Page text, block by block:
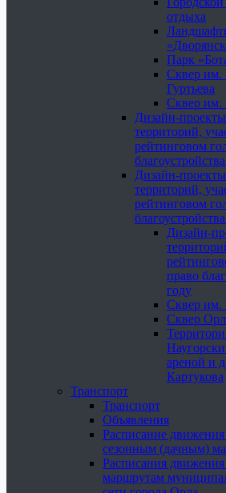
отдыха
Парк
Сквер им.
Гуртьева
Сквер
Дизайн-
территорий,
рейтинговом
Дизайн-
территорий,
рейтинговом
Дизайн-
право
году
Сквер им.
Сквер
ареной и
Картукова
Транспорт
Транспорт
Объявления
Расписание движения
сезонным (дачным)
Расписания движения
маршрутам